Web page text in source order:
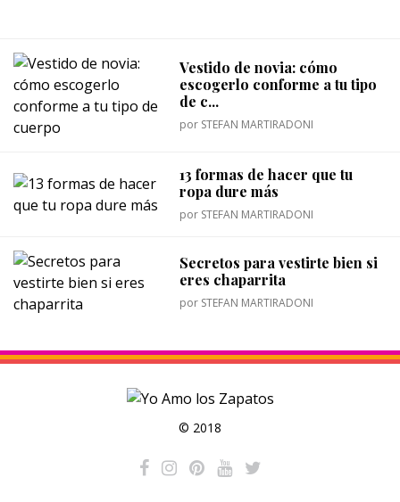
Vestido de novia: cómo
escogerlo conforme a tu tipo
de c...
por STEFAN MARTIRADONI
13 formas de hacer que tu
ropa dure más
por STEFAN MARTIRADONI
Secretos para vestirte bien si
eres chaparrita
por STEFAN MARTIRADONI
© 2018